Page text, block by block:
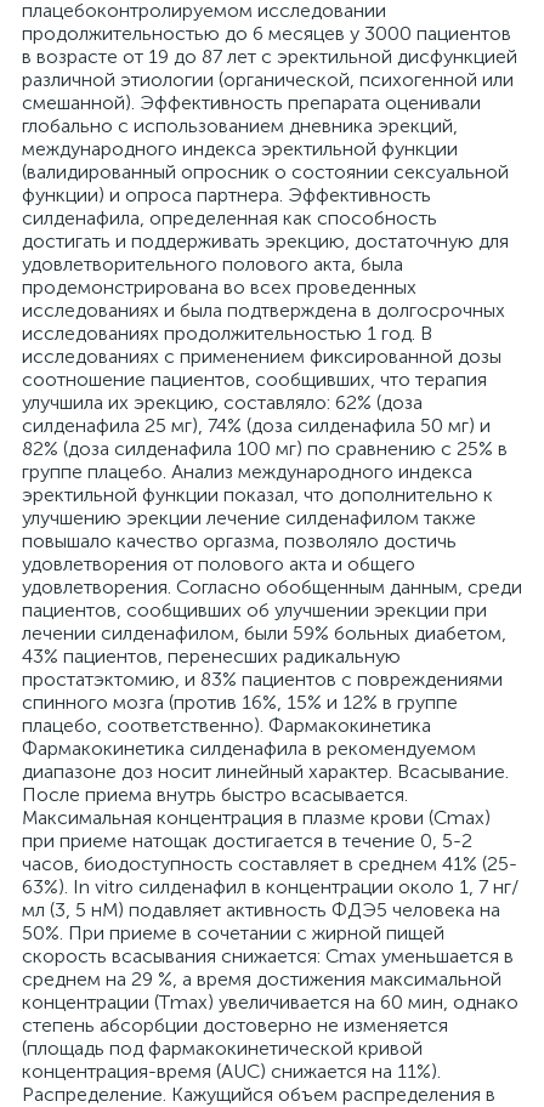
плацебоконтролируемом исследовании
продолжительностью до 6 месяцев у 3000 пациентов
в возрасте от 19 до 87 лет с эректильной дисфункцией
различной этиологии (органической, психогенной или
смешанной). Эффективность препарата оценивали
глобально с использованием дневника эрекций,
международного индекса эректильной функции
(валидированный опросник о состоянии сексуальной
функции) и опроса партнера. Эффективность
силденафила, определенная как способность
достигать и поддерживать эрекцию, достаточную для
удовлетворительного полового акта, была
продемонстрирована во всех проведенных
исследованиях и была подтверждена в долгосрочных
исследованиях продолжительностью 1 год. В
исследованиях с применением фиксированной дозы
соотношение пациентов, сообщивших, что терапия
улучшила их эрекцию, составляло: 62% (доза
силденафила 25 мг), 74% (доза силденафила 50 мг) и
82% (доза силденафила 100 мг) по сравнению с 25% в
группе плацебо. Анализ международного индекса
эректильной функции показал, что дополнительно к
улучшению эрекции лечение силденафилом также
повышало качество оргазма, позволяло достичь
удовлетворения от полового акта и общего
удовлетворения. Согласно обобщенным данным, среди
пациентов, сообщивших об улучшении эрекции при
лечении силденафилом, были 59% больных диабетом,
43% пациентов, перенесших радикальную
простатэктомию, и 83% пациентов с повреждениями
спинного мозга (против 16%, 15% и 12% в группе
плацебо, соответственно). Фармакокинетика
Фармакокинетика силденафила в рекомендуемом
диапазоне доз носит линейный характер. Всасывание.
После приема внутрь быстро всасывается.
Максимальная концентрация в плазме крови (Cmax)
при приеме натощак достигается в течение 0, 5-2
часов, биодоступность составляет в среднем 41% (25-
63%). In vitro силденафил в концентрации около 1, 7 нг/
мл (3, 5 нМ) подавляет активность ФДЭ5 человека на
50%. При приеме в сочетании с жирной пищей
скорость всасывания снижается: Cmax уменьшается в
среднем на 29 %, а время достижения максимальной
концентрации (Тmax) увеличивается на 60 мин, однако
степень абсорбции достоверно не изменяется
(площадь под фармакокинетической кривой
концентрация-время (AUC) снижается на 11%).
Распределение. Кажущийся объем распределения в